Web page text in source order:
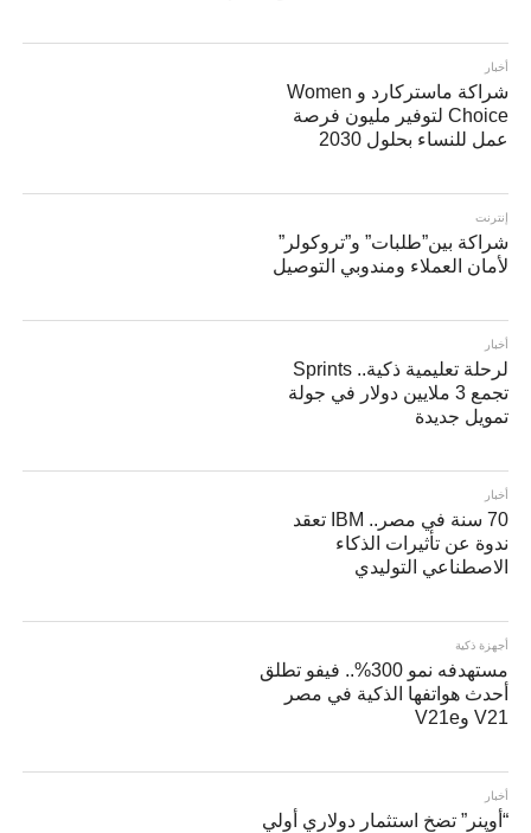
أخبار
شراكة ماستركارد و Women
Choice لتوفير مليون فرصة
عمل للنساء بحلول 2030
إنترنت
شراكة بين”طلبات” و”تروكولر”
لأمان العملاء ومندوبي التوصيل
أخبار
لرحلة تعليمية ذكية.. Sprints
تجمع 3 ملايين دولار في جولة
تمويل جديدة
أخبار
70 سنة في مصر.. IBM تعقد
ندوة عن تأثيرات الذكاء
الاصطناعي التوليدي
أجهزة ذكية
مستهدفه نمو 300%.. فيفو تطلق
أحدث هواتفها الذكية في مصر
V21 وV21e
أخبار
“أوپنر” تضخ استثمار دولاري أولي